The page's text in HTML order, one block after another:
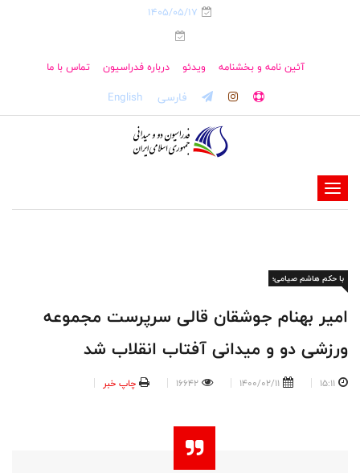
1405/05/17
آئین نامه و بخشنامه ویدئو درباره فدراسیون تماس با ما
فارسی English
-
-
-
با حکم هاشم صیامی؛
امیر بهنام جوشقان قالی سرپرست مجموعه
ورزشی دو و میدانی آفتاب انقلاب شد
15:11
1400/02/11
16642 چاپ خبر